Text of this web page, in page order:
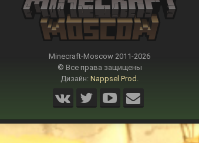
Minecraft-Moscow 2011-2026
© Все права защищены
Дизайн: Nappsel Prod.